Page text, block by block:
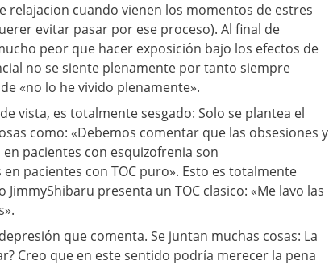
relajacion cuando vienen los momentos de estres
evitar pasar por ese proceso). Al final de
peor que hacer exposición bajo los efectos de
no se siente plenamente por tanto siempre
«no lo he vivido plenamente».
vista, es totalmente sesgado: Solo se plantea el
como: «Debemos comentar que las obsesiones y
pacientes con esquizofrenia son
pacientes con TOC puro». Esto es totalmente
presenta un TOC clasico: «Me lavo las
que comenta. Se juntan muchas cosas: La
Creo que en este sentido podría merecer la pena